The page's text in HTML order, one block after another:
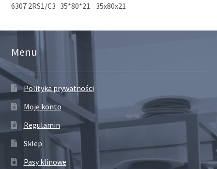
6307 2RS1/C3 35*80*21 35x80x21
Menu
Polityka prywatności
Moje konto
Regulamin
Sklep
Pasy klinowe